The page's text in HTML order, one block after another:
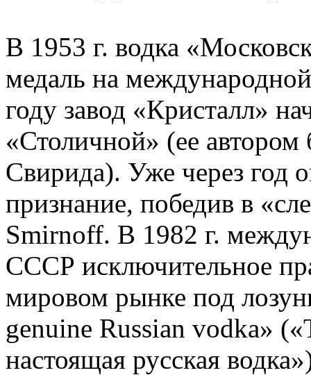
В 1953 г. водка
медаль на
году завод «Кристалл»
«Столичной» (ее
Свирида). Уже через год
признание, победив в
Smirnoff. В 1982 г.
СССР исключительное
мировом рынке под
genuine Russian vodka»
настоящая русская